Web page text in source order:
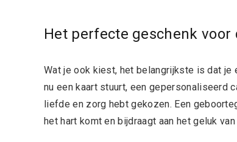
Het perfecte geschenk voor
Wat je ook kiest, het belangrijkste is dat
nu een kaart stuurt, een gepersonaliseerd
liefde en zorg hebt gekozen. Een
het hart komt en bijdraagt aan het geluk